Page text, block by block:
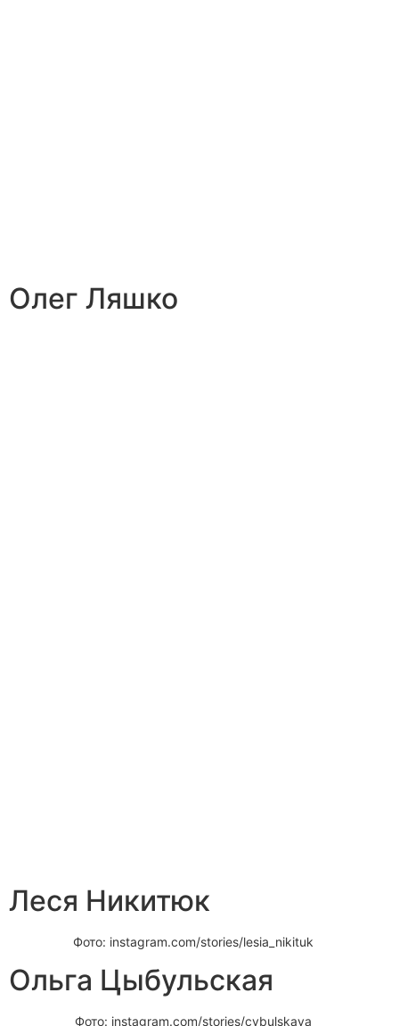
Олег Ляшко
Леся Никитюк
Фото: instagram.com/stories/lesia_nikituk
Ольга Цыбульская
Фото: instagram.com/stories/cybulskaya